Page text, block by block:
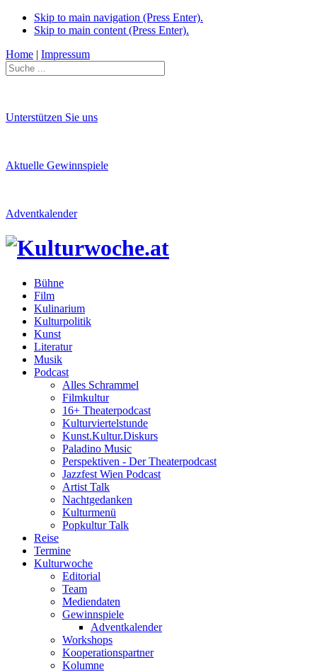
Skip to main navigation (Press Enter).
Skip to main content (Press Enter).
Home | Impressum
Unterstützen Sie uns
Aktuelle Gewinnspiele
Adventkalender
Bühne
Film
Kulinarium
Kulturpolitik
Kunst
Literatur
Musik
Podcast
Alles Schrammel
Filmkultur
16+ Theaterpodcast
Kulturviertelstunde
Kunst.Kultur.Diskurs
Paladino Music
Perspektiven - Der Theaterpodcast
Jazzfest Wien Podcast
Artist Talk
Nachtgedanken
Kulturmenü
Popkultur Talk
Reise
Termine
Kulturwoche
Editorial
Team
Mediendaten
Gewinnspiele
Adventkalender
Workshops
Kooperationspartner
Kolumne